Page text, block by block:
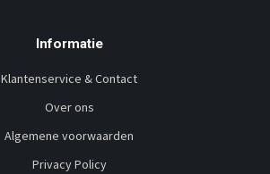
Informatie
Klantenservice & Contact
Over ons
Algemene voorwaarden
Privacy Policy